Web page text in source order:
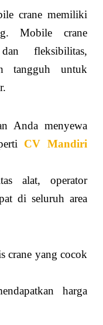
crane memiliki
Mobile crane
fleksibilitas,
tangguh untuk
Anda menyewa
CV Mandiri
alat, operator
di seluruh area
crane yang cocok
harga